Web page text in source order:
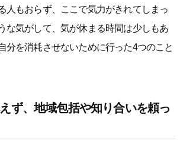
人もおらず、ここで気力がきれてしまっ
な気がして、気が休まる時間は少しもあ
分を消耗させないために行った4つのこと
ず、地域包括や知り合いを頼っ